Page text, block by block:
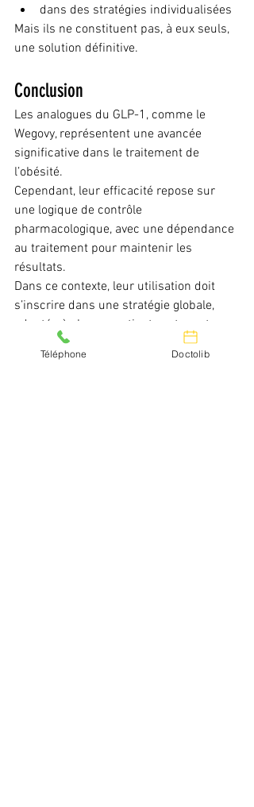
dans des stratégies individualisées
Mais ils ne constituent pas, à eux seuls,
une solution définitive.
Conclusion
Les analogues du GLP-1, comme le
Wegovy, représentent une avancée
significative dans le traitement de
l’obésité.
Cependant, leur efficacité repose sur
une logique de contrôle
pharmacologique, avec une dépendance
au traitement pour maintenir les
résultats.
Dans ce contexte, leur utilisation doit
s’inscrire dans une stratégie globale,
adaptée à chaque patient, en tenant
compte des objectifs à court et long
terme.
Téléphone Doctolib